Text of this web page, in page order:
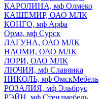
КАРОЛИНА, мф Олмеко
КАШЕМИР, ОАО МЛК
КОНГО, мф Арфа
Орма, мф Сурск
ЛАГУНА, ОАО МЛК
НАОМИ, ОАО МЛК
ЛОРИ, ОАО МЛК
ЛЮЧИЯ, мф Славянка
НИКОЛЬ, мф ОмскМебель
РОЗАЛИЯ, мф Эльбрус
РЭЙН, мф.Стендмебель